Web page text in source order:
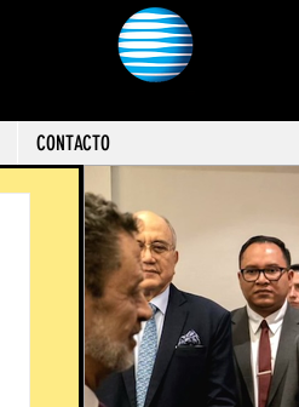
CONTACTO